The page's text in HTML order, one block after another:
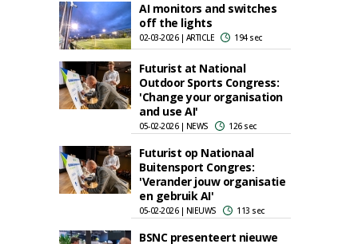
AI monitors and switches
off the lights
02-03-2026 | ARTICLE 194 sec
Futurist at National
Outdoor Sports Congress:
'Change your organisation
and use AI'
05-02-2026 | NEWS 126 sec
Futurist op Nationaal
Buitensport Congres:
'Verander jouw organisatie
en gebruik AI'
05-02-2026 | NIEUWS 113 sec
BSNC presenteert nieuwe